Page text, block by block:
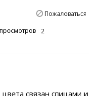
Пожаловаться
2
связан спицами и